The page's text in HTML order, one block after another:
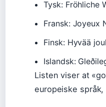
Tysk: Fröhliche
Fransk: Joyeux
Finsk: Hyvää
Islandsk:
Listen viser at
europeiske